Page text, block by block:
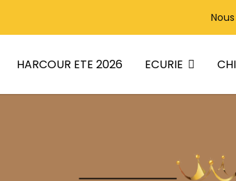
HARCOUR ETE 2026 ECURIE